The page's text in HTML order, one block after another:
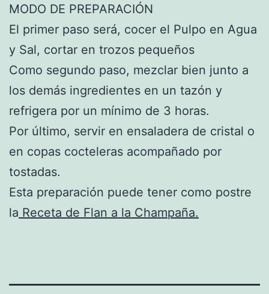
MODO DE PREPARACIÓN
El primer paso será, cocer el Pulpo en Agua
y Sal, cortar en trozos pequeños
Como segundo paso, mezclar bien junto a
los demás ingredientes en un tazón y
refrigera por un mínimo de 3 horas.
Por último, servir en ensaladera de cristal o
en copas cocteleras acompañado por
tostadas.
Esta preparación puede tener como postre
la Receta de Flan a la Champaña.